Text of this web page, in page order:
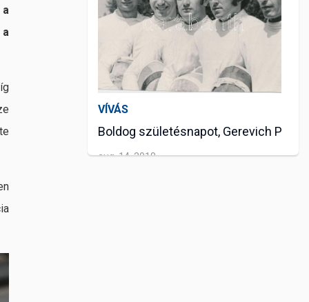
VÍVÁS
Boldog születésnapot, Gerevich Pál
aug. 14, 2018